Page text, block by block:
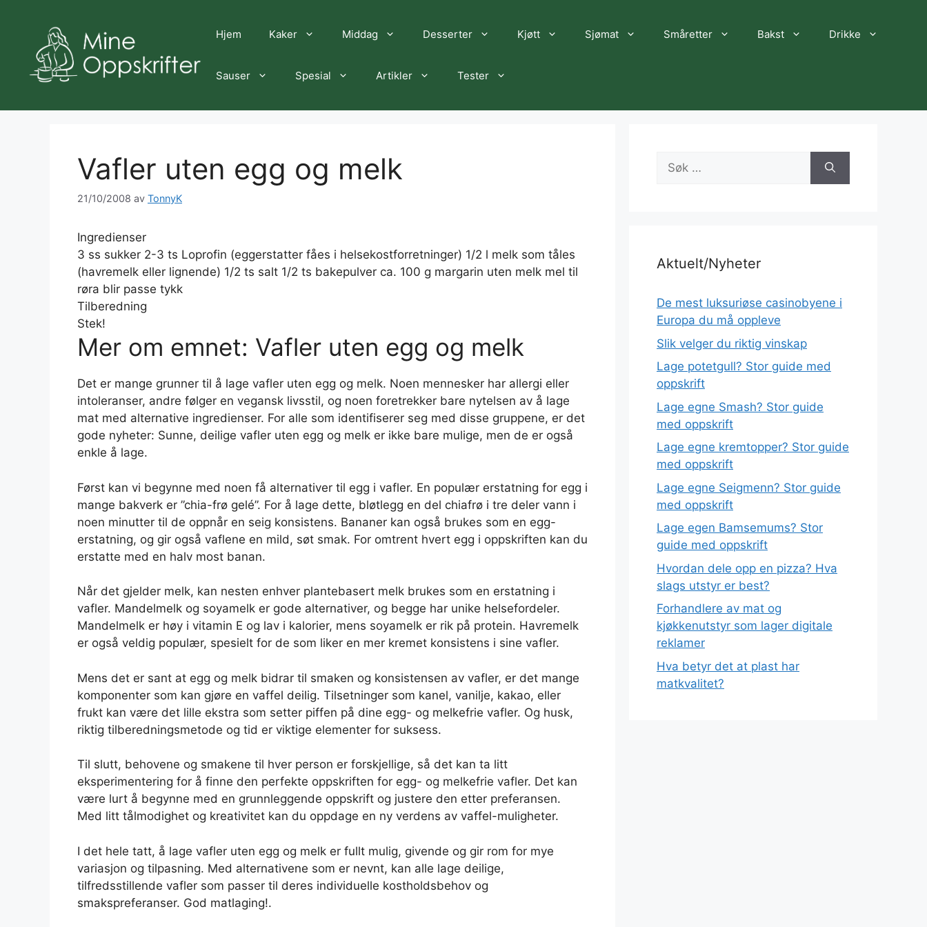
Hjem Kaker Middag Desserter Kjøtt Sjømat Småretter Bakst Drikke
Sauser Spesial Artikler Tester
Vafler uten egg og melk
21/10/2008 av TonnyK
Ingredienser
3 ss sukker 2-3 ts Loprofin (eggerstatter fåes i helsekostforretninger) 1/2 l melk som tåles
(havremelk eller lignende) 1/2 ts salt 1/2 ts bakepulver ca. 100 g margarin uten melk mel til
røra blir passe tykk
Tilberedning
Stek!
Mer om emnet: Vafler uten egg og melk
Det er mange grunner til å lage vafler uten egg og melk. Noen mennesker har allergi eller
intoleranser, andre følger en vegansk livsstil, og noen foretrekker bare nytelsen av å lage
mat med alternative ingredienser. For alle som identifiserer seg med disse gruppene, er det
gode nyheter: Sunne, deilige vafler uten egg og melk er ikke bare mulige, men de er også
enkle å lage.
Først kan vi begynne med noen få alternativer til egg i vafler. En populær erstatning for egg i
mange bakverk er ”chia-frø gelé”. For å lage dette, bløtlegg en del chiafrø i tre deler vann i
noen minutter til de oppnår en seig konsistens. Bananer kan også brukes som en egg-
erstatning, og gir også vaflene en mild, søt smak. For omtrent hvert egg i oppskriften kan du
erstatte med en halv most banan.
Når det gjelder melk, kan nesten enhver plantebasert melk brukes som en erstatning i
vafler. Mandelmelk og soyamelk er gode alternativer, og begge har unike helsefordeler.
Mandelmelk er høy i vitamin E og lav i kalorier, mens soyamelk er rik på protein. Havremelk
er også veldig populær, spesielt for de som liker en mer kremet konsistens i sine vafler.
Mens det er sant at egg og melk bidrar til smaken og konsistensen av vafler, er det mange
komponenter som kan gjøre en vaffel deilig. Tilsetninger som kanel, vanilje, kakao, eller
frukt kan være det lille ekstra som setter piffen på dine egg- og melkefrie vafler. Og husk,
riktig tilberedningsmetode og tid er viktige elementer for suksess.
Til slutt, behovene og smakene til hver person er forskjellige, så det kan ta litt
eksperimentering for å finne den perfekte oppskriften for egg- og melkefrie vafler. Det kan
være lurt å begynne med en grunnleggende oppskrift og justere den etter preferansen.
Med litt tålmodighet og kreativitet kan du oppdage en ny verdens av vaffel-muligheter.
I det hele tatt, å lage vafler uten egg og melk er fullt mulig, givende og gir rom for mye
variasjon og tilpasning. Med alternativene som er nevnt, kan alle lage deilige,
tilfredsstillende vafler som passer til deres individuelle kostholdsbehov og
smakspreferanser. God matlaging!.
Søk
etter:
Aktuelt/Nyheter
De mest luksuriøse casinobyene i
Europa du må oppleve
Slik velger du riktig vinskap
Lage potetgull? Stor guide med
oppskrift
Lage egne Smash? Stor guide
med oppskrift
Lage egne kremtopper? Stor guide
med oppskrift
Lage egne Seigmenn? Stor guide
med oppskrift
Lage egen Bamsemums? Stor
guide med oppskrift
Hvordan dele opp en pizza? Hva
slags utstyr er best?
Forhandlere av mat og
kjøkkenutstyr som lager digitale
reklamer
Hva betyr det at plast har
matkvalitet?